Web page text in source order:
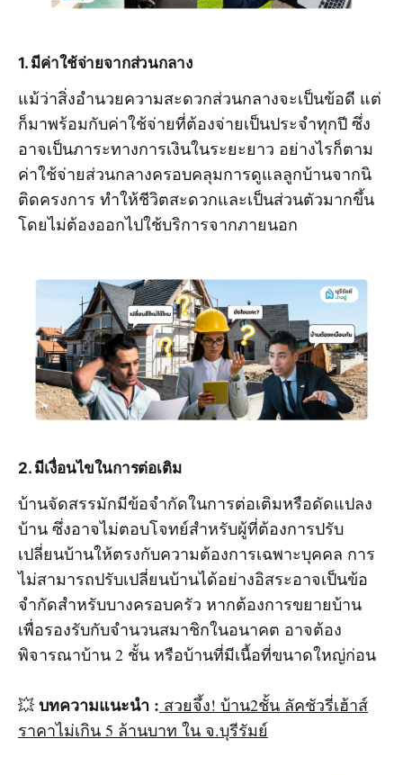
1. มีค่าใช้จ่ายจากส่วนกลาง
แม้ว่าสิ่งอำนวยความสะดวกส่วนกลางจะเป็นข้อดี แต่
ก็มาพร้อมกับค่าใช้จ่ายที่ต้องจ่ายเป็นประจำทุกปี ซึ่ง
อาจเป็นภาระทางการเงินในระยะยาว อย่างไรก็ตาม
ค่าใช้จ่ายส่วนกลางครอบคลุมการดูแลลูกบ้านจากนิ
ติดครงการ ทำให้ชีวิตสะดวกและเป็นส่วนตัวมากขึ้น
โดยไม่ต้องออกไปใช้บริการจากภายนอก
2. มีเงื่อนไขในการต่อเติม
บ้านจัดสรรมักมีข้อจำกัดในการต่อเติมหรือดัดแปลง
บ้าน ซึ่งอาจไม่ตอบโจทย์สำหรับผู้ที่ต้องการปรับ
เปลี่ยนบ้านให้ตรงกับความต้องการเฉพาะบุคคล การ
ไม่สามารถปรับเปลี่ยนบ้านได้อย่างอิสระอาจเป็นข้อ
จำกัดสำหรับบางครอบครัว หากต้องการขยายบ้าน
เพื่อรองรับกับจำนวนสมาชิกในอนาคต อาจต้อง
พิจารณาบ้าน 2 ชั้น หรือบ้านที่มีเนื้อที่ขนาดใหญ่ก่อน
💥 บทความแนะนำ : สวยจึ้ง! บ้าน2ชั้น ลัคชัวรี่เฮ้าส์
ราคาไม่เกิน 5 ล้านบาท ใน จ.บุรีรัมย์